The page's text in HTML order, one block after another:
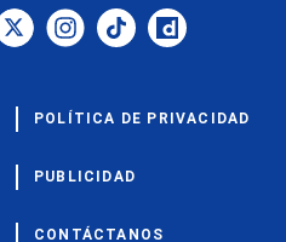
POLÍTICA DE PRIVACIDAD
PUBLICIDAD
CONTÁCTANOS